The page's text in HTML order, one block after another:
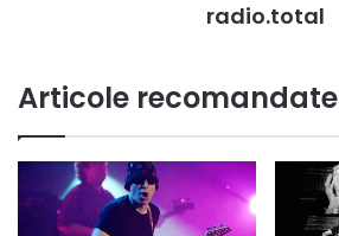
radio.total
Articole recomandate